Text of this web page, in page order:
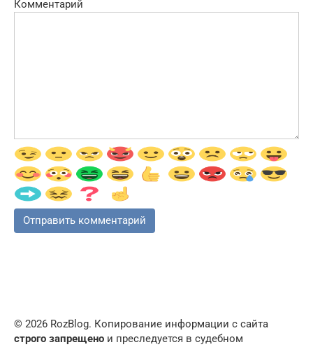
Комментарий
© 2026 RozBlog. Копирование информации с сайта
строго запрещено и преследуется в судебном